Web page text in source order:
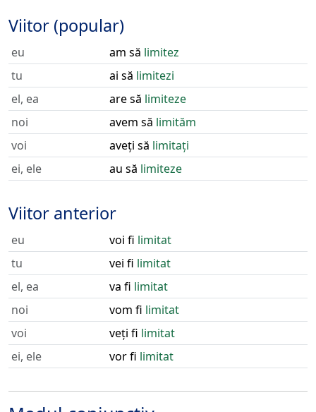
Viitor (popular)
eu am să limitez
tu
ai să limitezi
el, ea
are să limiteze
noi
avem să limităm
voi
aveți să limitați
ei, ele
au să limiteze
Viitor anterior
eu voi fi limitat
tu
vei fi limitat
el, ea
va fi limitat
noi
vom fi limitat
voi
veți fi limitat
ei, ele
vor fi limitat